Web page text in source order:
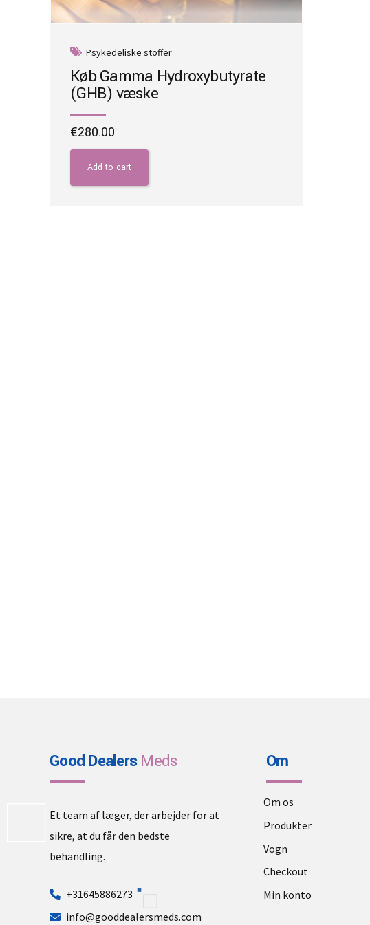
Psykedeliske stoffer
Køb Gamma Hydroxybutyrate
(GHB) væske
€280.00
Add to cart
Good DealersMeds
Et team af læger, der arbejder for at
sikre, at du får den bedste
behandling.
+31645886273
info@gooddealersmeds.com
Om
Om os
Produkter
Vogn
Checkout
Min konto